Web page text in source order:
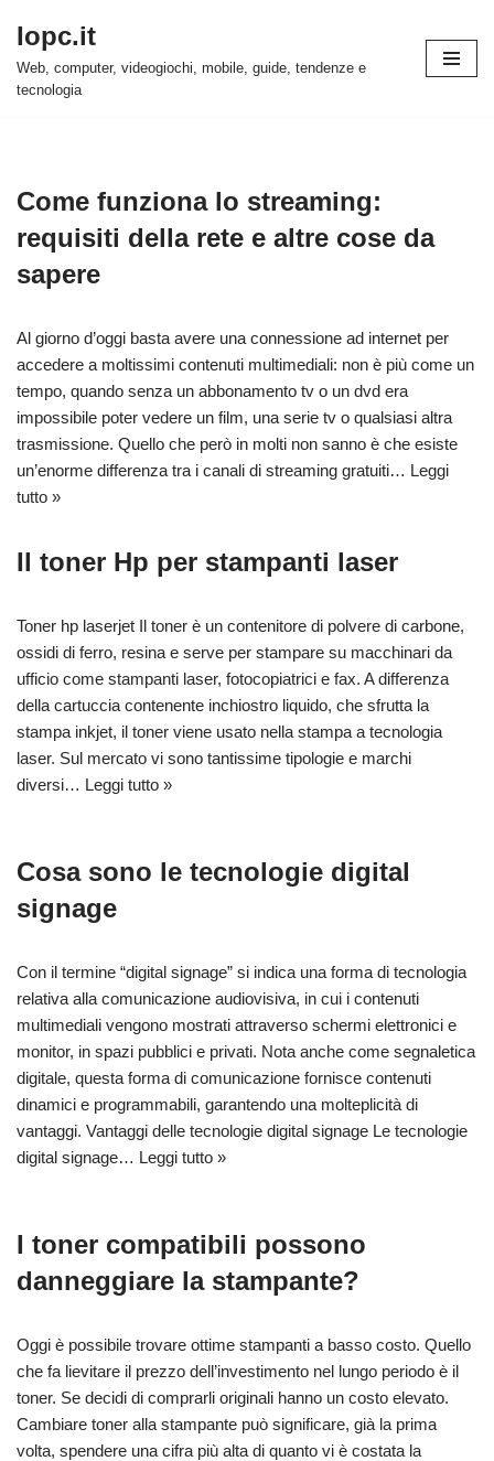
Vai
al
Iopc.it
Web, computer, videogiochi, mobile, guide, tendenze e
tecnologia
Come funziona lo streaming:
requisiti della rete e altre cose da
sapere
Al giorno d’oggi basta avere una connessione ad internet per
accedere a moltissimi contenuti multimediali: non è più come un
tempo, quando senza un abbonamento tv o un dvd era
impossibile poter vedere un film, una serie tv o qualsiasi altra
trasmissione. Quello che però in molti non sanno è che esiste
un’enorme differenza tra i canali di streaming gratuiti… Leggi
tutto »
Il toner Hp per stampanti laser
Toner hp laserjet Il toner è un contenitore di polvere di carbone,
ossidi di ferro, resina e serve per stampare su macchinari da
ufficio come stampanti laser, fotocopiatrici e fax. A differenza
della cartuccia contenente inchiostro liquido, che sfrutta la
stampa inkjet, il toner viene usato nella stampa a tecnologia
laser. Sul mercato vi sono tantissime tipologie e marchi
diversi… Leggi tutto »
Cosa sono le tecnologie digital
signage
Con il termine “digital signage” si indica una forma di tecnologia
relativa alla comunicazione audiovisiva, in cui i contenuti
multimediali vengono mostrati attraverso schermi elettronici e
monitor, in spazi pubblici e privati. Nota anche come segnaletica
digitale, questa forma di comunicazione fornisce contenuti
dinamici e programmabili, garantendo una molteplicità di
vantaggi. Vantaggi delle tecnologie digital signage Le tecnologie
digital signage… Leggi tutto »
I toner compatibili possono
danneggiare la stampante?
Oggi è possibile trovare ottime stampanti a basso costo. Quello
che fa lievitare il prezzo dell’investimento nel lungo periodo è il
toner. Se decidi di comprarli originali hanno un costo elevato.
Cambiare toner alla stampante può significare, già la prima
volta, spendere una cifra più alta di quanto vi è costata la